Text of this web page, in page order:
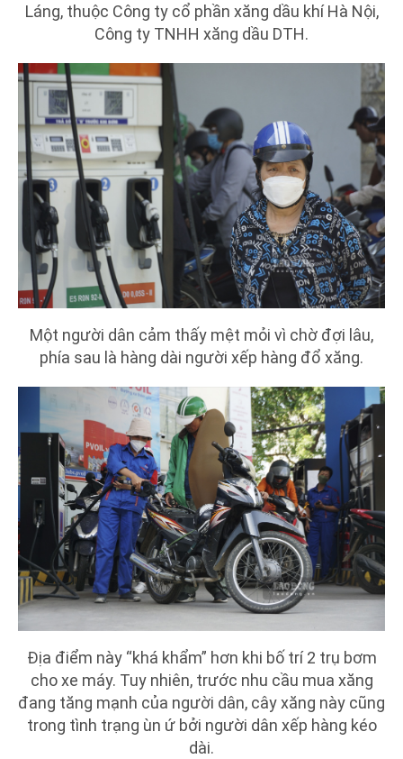
Láng, thuộc Công ty cổ phần xăng dầu khí Hà Nội,
Công ty TNHH xăng dầu DTH.
Một người dân cảm thấy mệt mỏi vì chờ đợi lâu,
phía sau là hàng dài người xếp hàng đổ xăng.
Địa điểm này “khá khẩm” hơn khi bố trí 2 trụ bơm
cho xe máy. Tuy nhiên, trước nhu cầu mua xăng
đang tăng mạnh của người dân, cây xăng này cũng
trong tình trạng ùn ứ bởi người dân xếp hàng kéo
dài.